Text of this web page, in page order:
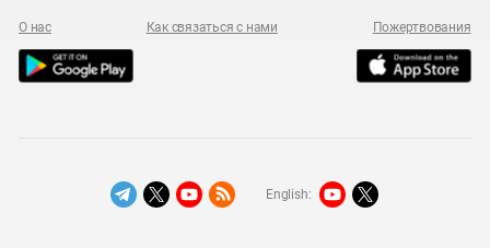
О нас Как связаться с нами Пожертвования
English: